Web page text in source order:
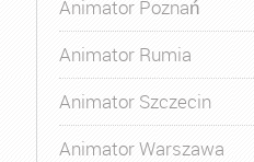
Animator Poznań
Animator Rumia
Animator Szczecin
Animator Warszawa